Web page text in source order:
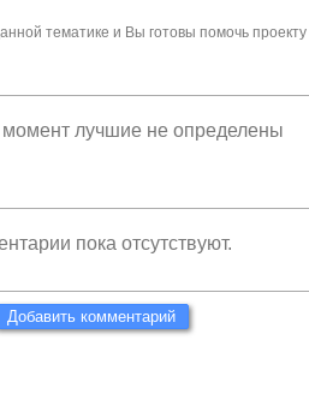
тематике и Вы готовы помочь проекту
лучшие не определены
пока отсутствуют.
Добавить комментарий